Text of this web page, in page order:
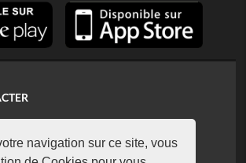
navigation sur ce site, vous